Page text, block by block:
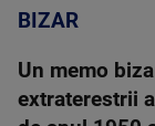
BIZAR
Un memo
extraterestrii